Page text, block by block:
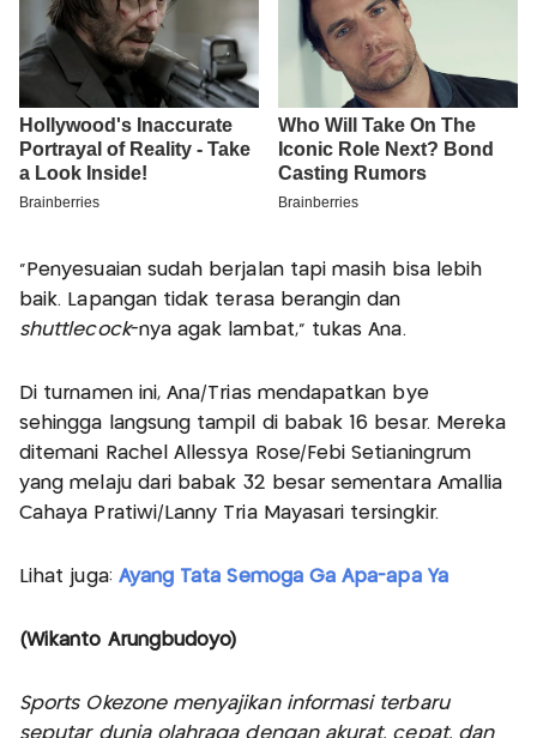
“Penyesuaian sudah berjalan tapi masih bisa lebih
baik. Lapangan tidak terasa berangin dan
shuttlecock-nya agak lambat," tukas Ana.
Di turnamen ini, Ana/Trias mendapatkan bye
sehingga langsung tampil di babak 16 besar. Mereka
ditemani Rachel Allessya Rose/Febi Setianingrum
yang melaju dari babak 32 besar sementara Amallia
Cahaya Pratiwi/Lanny Tria Mayasari tersingkir.
Lihat juga: Ayang Tata Semoga Ga Apa-apa Ya
(Wikanto Arungbudoyo)
Sports Okezone menyajikan informasi terbaru
seputar dunia olahraga dengan akurat, cepat, dan